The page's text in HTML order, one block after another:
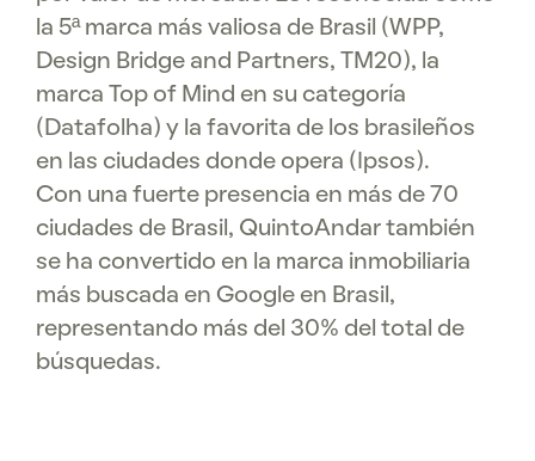
la 5ª marca más valiosa de Brasil (WPP,
Design Bridge and Partners, TM20), la
marca Top of Mind en su categoría
(Datafolha) y la favorita de los brasileños
en las ciudades donde opera (Ipsos).
Con una fuerte presencia en más de 70
ciudades de Brasil, QuintoAndar también
se ha convertido en la marca inmobiliaria
más buscada en Google en Brasil,
representando más del 30% del total de
búsquedas.